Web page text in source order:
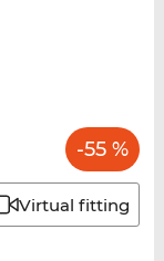
-55 %
Virtual fitting